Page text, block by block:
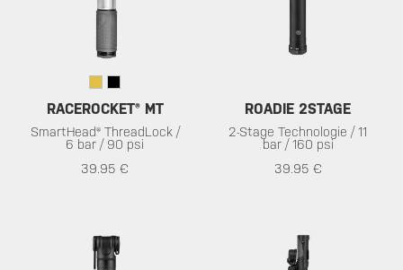
RACEROCKET® MT
SmartHead® ThreadLock /
6 bar / 90 psi
39.95 €
ROADIE 2STAGE
2-Stage Technologie / 11
bar / 160 psi
39.95 €